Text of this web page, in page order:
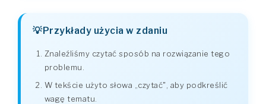
Przykłady użycia w zdaniu
Znaleźliśmy czytać sposób na rozwiązanie tego
problemu.
W tekście użyto słowa „czytać", aby podkreślić
wagę tematu.